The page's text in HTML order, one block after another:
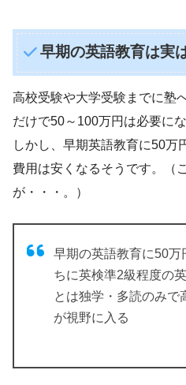
早期の英語教育は実
高校受験や大学受験までに塾
だけで50～100万円は必要にな
しかし、早期英語教育に50万
費用は安くなるそうです。（
が・・・。）
早期の英語教育に50万
ちに英検準2級程度の
とは独学・多読のみで
が視野に入る